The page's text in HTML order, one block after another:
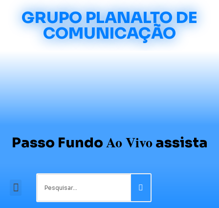
GRUPO PLANALTO DE
COMUNICAÇÃO
Passo Fundo Ao Vivo assista